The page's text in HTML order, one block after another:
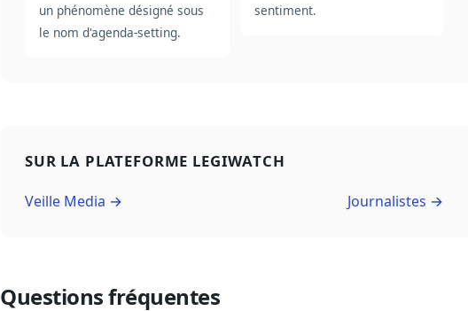
un phénomène désigné sous
le nom d'agenda-setting.
sentiment.
SUR LA PLATEFORME LEGIWATCH
Veille Media → Journalistes →
Questions fréquentes